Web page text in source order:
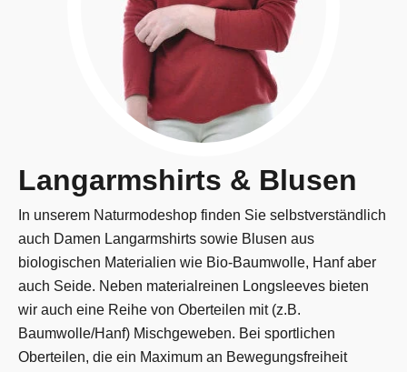
Langarmshirts & Blusen
In unserem Naturmodeshop finden Sie selbstverständlich
auch Damen Langarmshirts sowie Blusen aus
biologischen Materialien wie Bio-Baumwolle, Hanf aber
auch Seide. Neben materialreinen Longsleeves bieten
wir auch eine Reihe von Oberteilen mit (z.B.
Baumwolle/Hanf) Mischgeweben. Bei sportlichen
Oberteilen, die ein Maximum an Bewegungsfreiheit